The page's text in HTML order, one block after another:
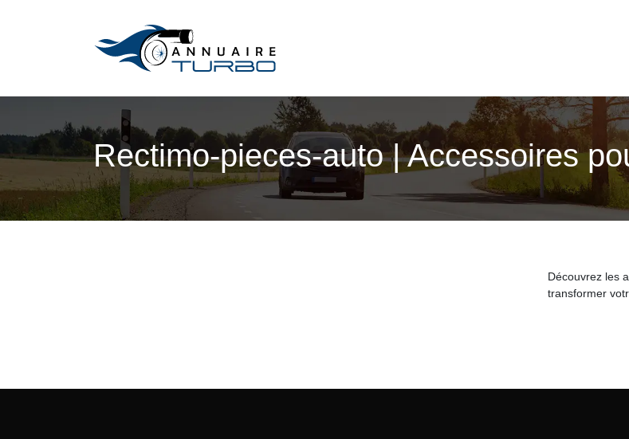
Rectimo-pieces-auto | Accessoires
Découvrez les
transformer